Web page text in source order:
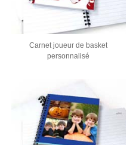
Carnet joueur de basket
personnalisé